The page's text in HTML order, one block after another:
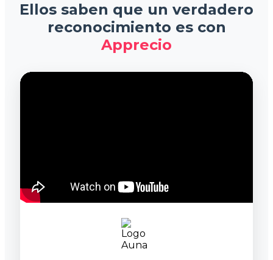
Ellos saben que un verdadero
reconocimiento es con
Apprecio